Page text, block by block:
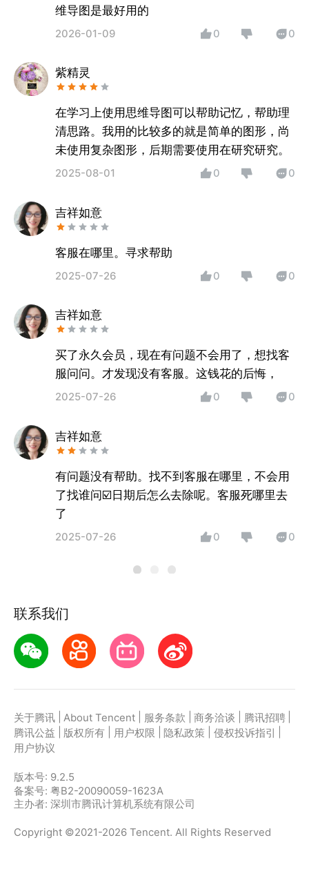
维导图是最好用的
2026-01-09 0 0
紫精灵
在学习上使用思维导图可以帮助记忆，帮助理
清思路。我用的比较多的就是简单的图形，尚
未使用复杂图形，后期需要使用在研究研究。
2025-08-01 0 0
吉祥如意
客服在哪里。寻求帮助
2025-07-26 0 0
吉祥如意
买了永久会员，现在有问题不会用了，想找客
服问问。才发现没有客服。这钱花的后悔，
2025-07-26 0 0
吉祥如意
有问题没有帮助。找不到客服在哪里，不会用
了找谁问☑️日期后怎么去除呢。客服死哪里去
了
2025-07-26 0 0
联系我们
关于腾讯 About Tencent 服务条款 商务洽谈 腾讯招聘
腾讯公益
版权所有 用户权限 隐私政策 侵权投诉指引
用户协议
版本号: 9.2.5
备案号: 粤B2-20090059-1623A
主办者: 深圳市腾讯计算机系统有限公司
Copyright ©2021-2026 Tencent. All Rights Reserved